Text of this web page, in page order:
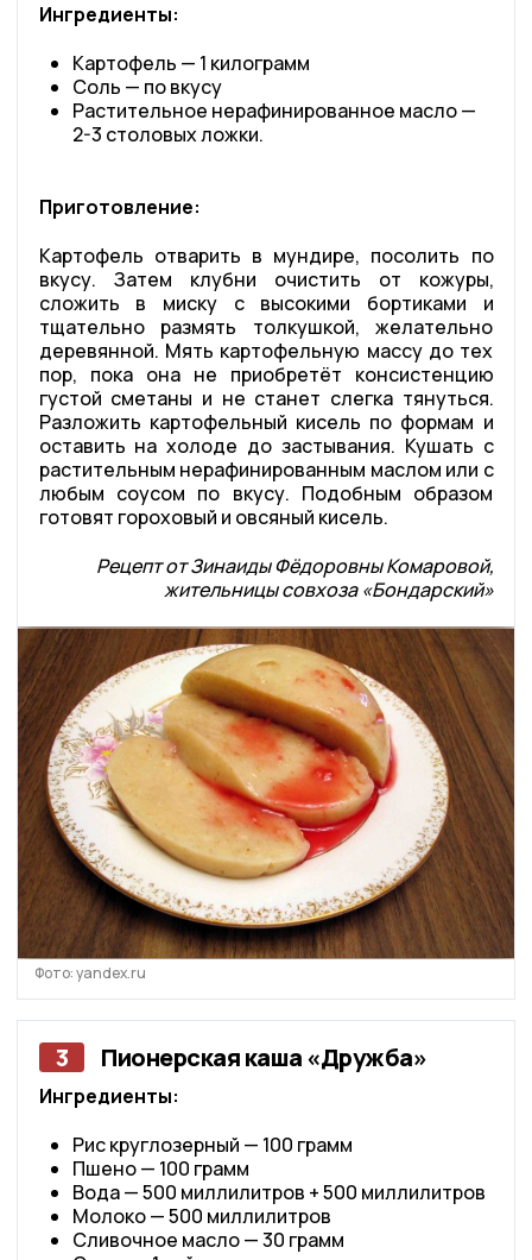
Ингредиенты:
Картофель — 1 килограмм
Соль — по вкусу
Растительное нерафинированное масло —
2-3 столовых ложки.
Приготовление:
Картофель отварить в мундире, посолить по
вкусу. Затем клубни очистить от кожуры,
сложить в миску с высокими бортиками и
тщательно размять толкушкой, желательно
деревянной. Мять картофельную массу до тех
пор, пока она не приобретёт консистенцию
густой сметаны и не станет слегка тянуться.
Разложить картофельный кисель по формам и
оставить на холоде до застывания. Кушать с
растительным нерафинированным маслом или с
любым соусом по вкусу. Подобным образом
готовят гороховый и овсяный кисель.
Рецепт от Зинаиды Фёдоровны Комаровой,
жительницы совхоза «Бондарский»
Фото: yandex.ru
3 Пионерская каша «Дружба»
Ингредиенты:
Рис круглозерный — 100 грамм
Пшено — 100 грамм
Вода — 500 миллилитров + 500 миллилитров
Молоко — 500 миллилитров
Сливочное масло — 30 грамм